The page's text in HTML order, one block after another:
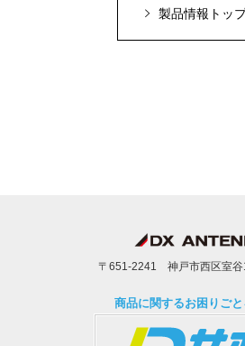
製品情報トッ
〒651-2241 神戸市西区室谷
商品に関するお困りごと